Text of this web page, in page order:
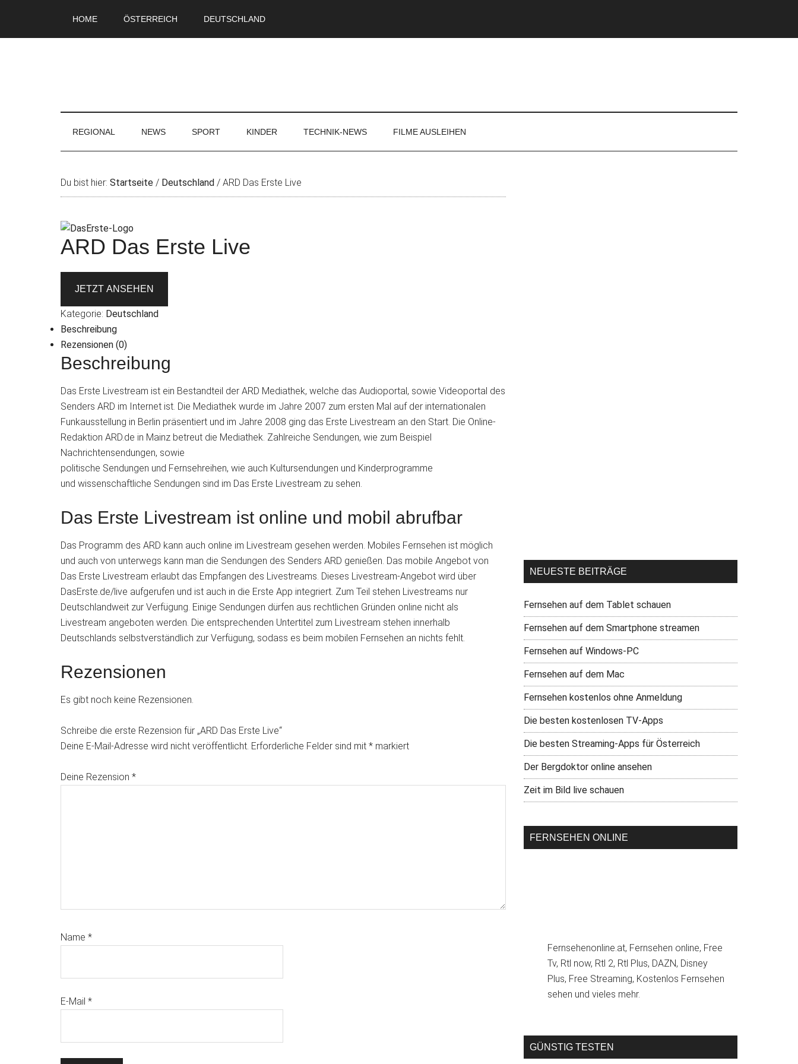
main
secondary
springen
springen
HOME ÖSTERREICH DEUTSCHLAND
REGIONAL NEWS SPORT KINDER TECHNIK-NEWS FILME AUSLEIHEN
Du bist hier: Startseite / Deutschland / ARD Das Erste Live
ARD Das Erste Live
JETZT ANSEHEN
Kategorie: Deutschland
Beschreibung
Rezensionen (0)
Beschreibung
Das Erste Livestream ist ein Bestandteil der ARD Mediathek, welche das Audioportal, sowie Videoportal des
Senders ARD im Internet ist. Die Mediathek wurde im Jahre 2007 zum ersten Mal auf der internationalen
Funkausstellung in Berlin präsentiert und im Jahre 2008 ging das Erste Livestream an den Start. Die Online-
Redaktion ARD.de in Mainz betreut die Mediathek. Zahlreiche Sendungen, wie zum Beispiel
Nachrichtensendungen, sowie
politische Sendungen und Fernsehreihen, wie auch Kultursendungen und Kinderprogramme
und wissenschaftliche Sendungen sind im Das Erste Livestream zu sehen.
Das Erste Livestream ist online und mobil abrufbar
Das Programm des ARD kann auch online im Livestream gesehen werden. Mobiles Fernsehen ist möglich
und auch von unterwegs kann man die Sendungen des Senders ARD genießen. Das mobile Angebot von
Das Erste Livestream erlaubt das Empfangen des Livestreams. Dieses Livestream-Angebot wird über
DasErste.de/live aufgerufen und ist auch in die Erste App integriert. Zum Teil stehen Livestreams nur
Deutschlandweit zur Verfügung. Einige Sendungen dürfen aus rechtlichen Gründen online nicht als
Livestream angeboten werden. Die entsprechenden Untertitel zum Livestream stehen innerhalb
Deutschlands selbstverständlich zur Verfügung, sodass es beim mobilen Fernsehen an nichts fehlt.
Rezensionen
Es gibt noch keine Rezensionen.
Schreibe die erste Rezension für „ARD Das Erste Live“
Deine E-Mail-Adresse wird nicht veröffentlicht. Erforderliche Felder sind mit * markiert
Deine Rezension *
Name *
E-Mail *
NEUESTE BEITRÄGE
Fernsehen auf dem Tablet schauen
Fernsehen auf dem Smartphone streamen
Fernsehen auf Windows-PC
Fernsehen auf dem Mac
Fernsehen kostenlos ohne Anmeldung
Die besten kostenlosen TV-Apps
Die besten Streaming-Apps für Österreich
Der Bergdoktor online ansehen
Zeit im Bild live schauen
FERNSEHEN ONLINE
Fernsehenonline.at, Fernsehen online, Free
Tv, Rtl now, Rtl 2, Rtl Plus, DAZN, Disney
Plus, Free Streaming, Kostenlos Fernsehen
sehen und vieles mehr.
GÜNSTIG TESTEN